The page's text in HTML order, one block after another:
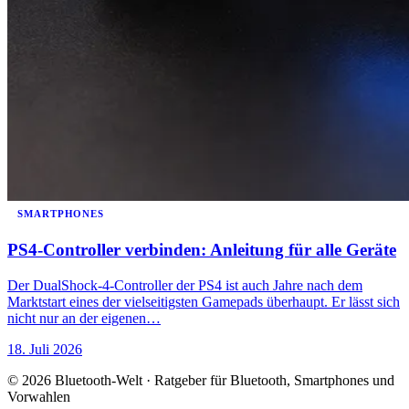
SMARTPHONES
PS4-Controller verbinden: Anleitung für alle Geräte
Der DualShock-4-Controller der PS4 ist auch Jahre nach dem
Marktstart eines der vielseitigsten Gamepads überhaupt. Er lässt sich
nicht nur an der eigenen…
18. Juli 2026
© 2026 Bluetooth-Welt · Ratgeber für Bluetooth, Smartphones und
Vorwahlen